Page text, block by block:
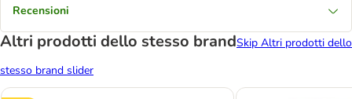
Recensioni
Altri prodotti dello stesso brandSkip Altri prodotti dello
stesso brand slider